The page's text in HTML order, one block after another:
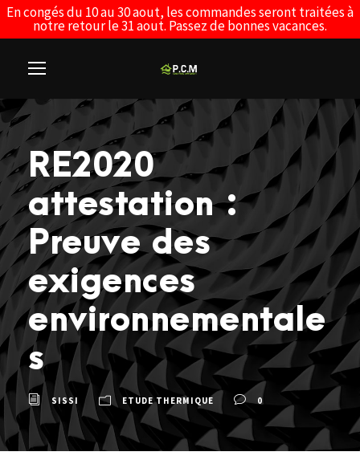
En congés du 10 au 30 aout, les commandes seront traitées à
notre retour le 31 aout. Passez de bonnes vacances.
RE2020
attestation :
Preuve des
exigences
environnementale
s
SISSI ETUDE THERMIQUE 0